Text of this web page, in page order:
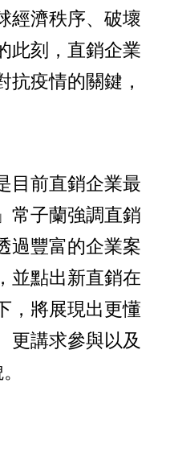
經濟秩序、破壞
此刻，直銷企業
抗疫情的關鍵，
目前直銷企業最
常子蘭強調直銷
過豐富的企業案
並點出新直銷在
，將展現出更懂
更講求參與以及